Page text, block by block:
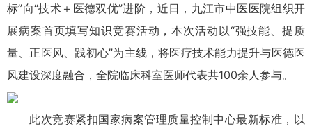
标”向“技术＋医德双优”进阶，近日，九江市中医医院组织开
展病案首页填写知识竞赛活动，本次活动以“强技能、提质
量、正医风、践初心”为主线，将医疗技术能力提升与医德医
风建设深度融合，全院临床科室医师代表共100余人参与。
此次竞赛紧扣国家病案管理质量控制中心最新标准，以